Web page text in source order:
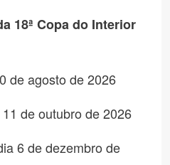
18ª Copa do Interior
de agosto de 2026
de outubro de 2026
6 de dezembro de